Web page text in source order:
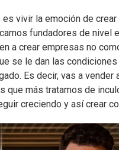
vivir la emoción de
fundadores de nivel
a crear empresas no
se le dan las
Es decir, vas a
que más tratamos de
creciendo y así crear